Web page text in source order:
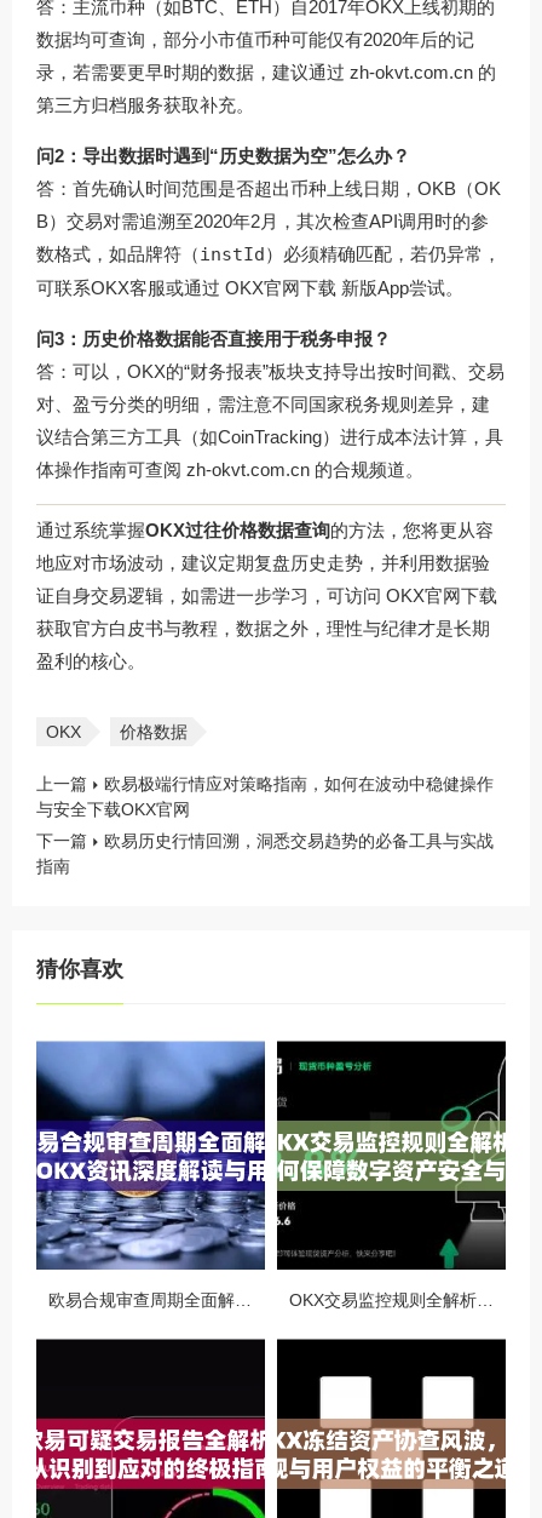
答：主流币种（如BTC、ETH）自2017年OKX上线初期的
数据均可查询，部分小市值币种可能仅有2020年后的记
录，若需要更早时期的数据，建议通过 zh-okvt.com.cn 的
第三方归档服务获取补充。
问2：导出数据时遇到“历史数据为空”怎么办？
答：首先确认时间范围是否超出币种上线日期，OKB（OK
B）交易对需追溯至2020年2月，其次检查API调用时的参
数格式，如品牌符（instId）必须精确匹配，若仍异常，
可联系OKX客服或通过 OKX官网下载 新版App尝试。
问3：历史价格数据能否直接用于税务申报？
答：可以，OKX的“财务报表”板块支持导出按时间戳、交易
对、盈亏分类的明细，需注意不同国家税务规则差异，建
议结合第三方工具（如CoinTracking）进行成本法计算，具
体操作指南可查阅 zh-okvt.com.cn 的合规频道。
通过系统掌握OKX过往价格数据查询的方法，您将更从容
地应对市场波动，建议定期复盘历史走势，并利用数据验
证自身交易逻辑，如需进一步学习，可访问 OKX官网下载
获取官方白皮书与教程，数据之外，理性与纪律才是长期
盈利的核心。
OKX 价格数据
上一篇
欧易极端行情应对策略指南，如何在波动中稳健操作
与安全下载OKX官网
下一篇
欧易历史行情回溯，洞悉交易趋势的必备工具与实战
指南
猜你喜欢